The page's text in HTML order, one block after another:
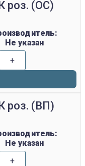
роз. (ОС)
Не указан
+
роз. (ВП)
Не указан
+